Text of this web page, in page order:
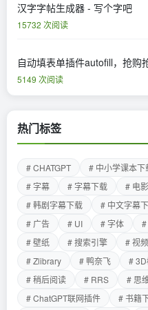
汉字字帖生成器 - 写个字吧
15732 次阅读
自动填表单插件autofill，抢购
5149 次阅读
热门标签
# CHATGPT # 中小学课本下
# 字幕
# 字幕下载 # 电
# 韩剧字幕下载
# 中文字幕
# 广告
# UI # 字体
# 壁纸
# 搜索引擎 # 视
# Zlibrary
# 鸭奈飞 #
# 稍后阅读
# RRS # 思
# ChatGPT联网插件
# 书籍